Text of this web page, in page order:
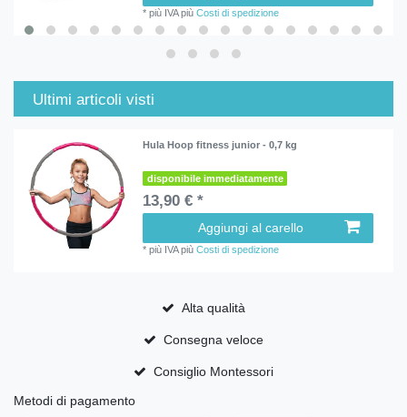
*più IVApiùCosti di spedizione
Ultimi articoli visti
Hula Hoop fitness junior - 0,7 kg
disponibile immediatamente
13,90 € *
Aggiungi al carello
*più IVApiùCosti di spedizione
Alta qualità
Consegna veloce
Consiglio Montessori
Metodi di pagamento